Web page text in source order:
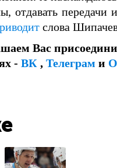
отдавать
слова
Вас
- ВК , Телеграм и